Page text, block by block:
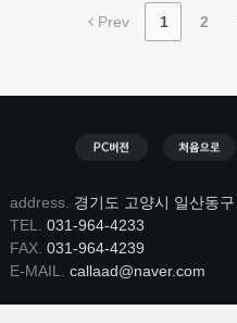
Prev 1 2
address. 경기도 고양시 일산동
TEL.
031-964-4233
FAX. 031-964-4239
E-MAIL.
callaad@naver.com